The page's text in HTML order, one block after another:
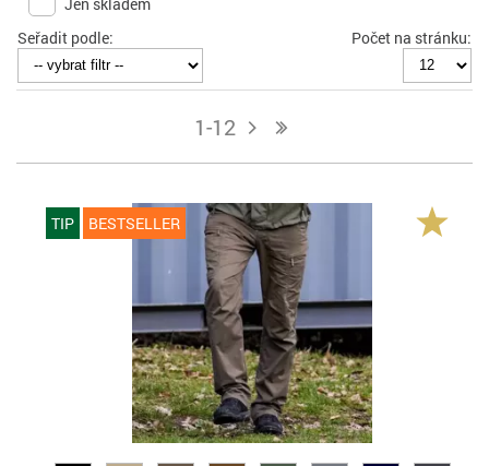
Seřadit podle:
Počet na stránku:
1-12 j n
TIP BESTSELLER